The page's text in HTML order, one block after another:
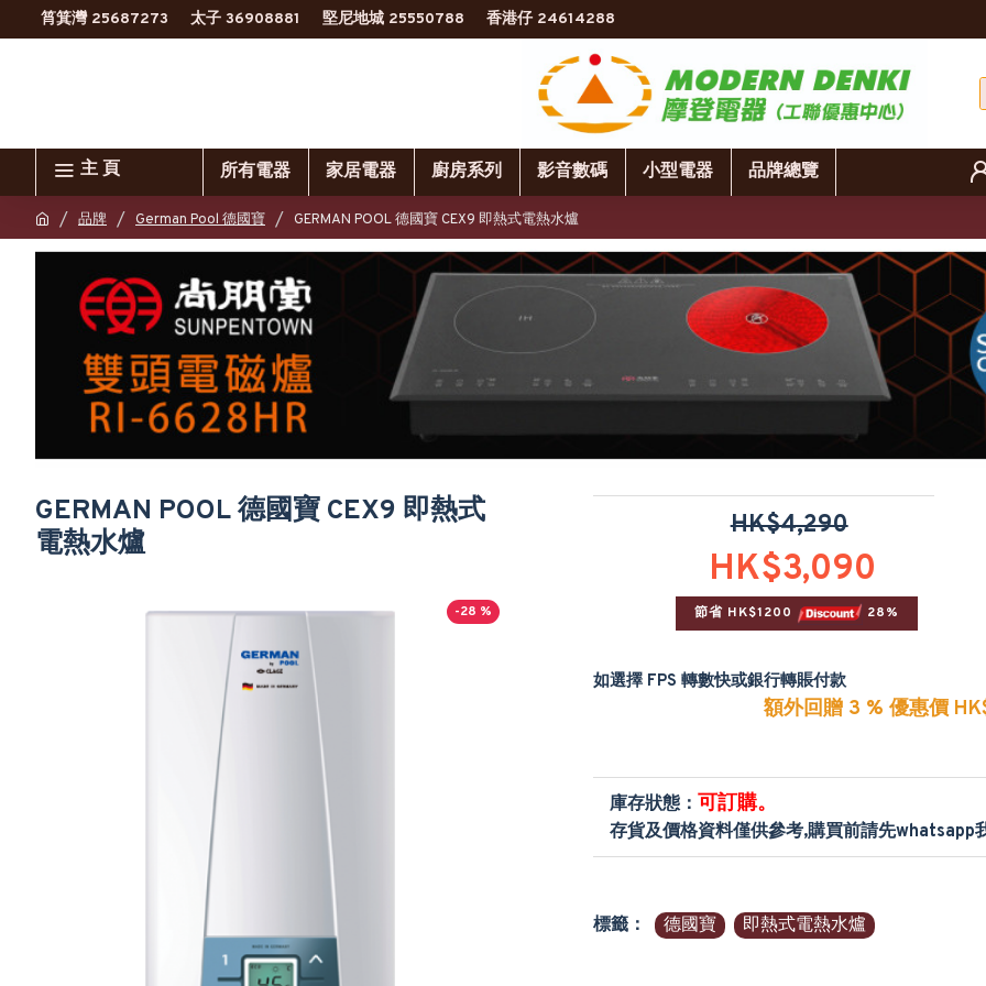
筲箕灣 25687273 太子 36908881 堅尼地城 25550788 香港仔 24614288
主 頁 所有電器 家居電器 廚房系列 影音數碼 小型電器 品牌總覽
品牌 German Pool 德國寶 GERMAN POOL 德國寶 CEX9 即熱式電熱水爐
GERMAN POOL 德國寶 CEX9 即熱式
電熱水爐
-28 %
HK$3,090
HK$4,290
節省 HK$1200 28%
如選擇 FPS 轉數快或銀行轉賬付款
額外回贈 3 % 優惠價
庫存狀態： 可訂購。
存貨及價格資料僅供參考,購買前請先whatsapp
標籤： 德國寶 即熱式電熱水爐